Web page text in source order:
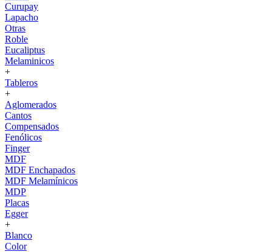
Curupay
Lapacho
Otras
Roble
Eucaliptus
Melaminicos
+
Tableros
+
Aglomerados
Cantos
Compensados
Fenólicos
Finger
MDF
MDF Enchapados
MDF Melamínicos
MDP
Placas
Egger
+
Blanco
Color